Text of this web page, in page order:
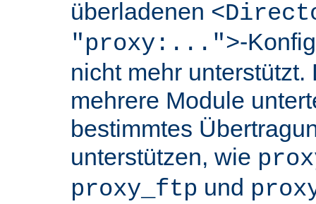
überladenen
"proxy:...">-
nicht mehr
mehrere Module
bestimmtes
unterstützen, wie
proxy_ftp und